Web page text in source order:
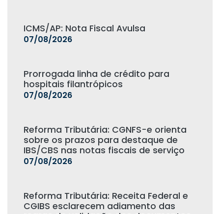
ICMS/AP: Nota Fiscal Avulsa
07/08/2026
Prorrogada linha de crédito para
hospitais filantrópicos
07/08/2026
Reforma Tributária: CGNFS-e orienta
sobre os prazos para destaque de
IBS/CBS nas notas fiscais de serviço
07/08/2026
Reforma Tributária: Receita Federal e
CGIBS esclarecem adiamento das